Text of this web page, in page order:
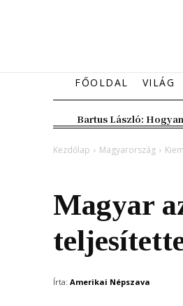
FŐOLDAL VILÁG
Bartus László:
Kezdőlap Magyarország
Magyar
Írta: Amerikai Népszava